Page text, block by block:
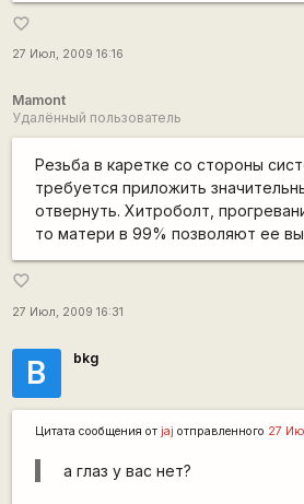
favorite_border
27 Июл, 2009 16:16
Mamont
Удалённый пользователь
Резьба в каретке со стороны
требуется приложить
отвернуть. Хитроболт,
то матери в 99% позволяют ее
favorite_border
27 Июл, 2009 16:31
B bkg
Цитата сообщения от jaj отправленного 27
а глаз у вас нет?